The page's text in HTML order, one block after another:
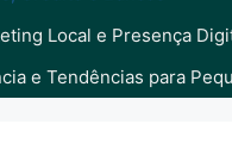
Local e Presença
e Tendências para